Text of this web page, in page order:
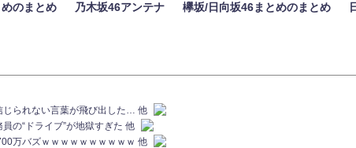
のまとめ 乃木坂46アンテナ 欅坂/日向坂46まとめのまとめ
じられない言葉が飛び出した… 他
の“ドライブ”が地獄すぎた 他
万バズｗｗｗｗｗｗｗｗｗｗ 他